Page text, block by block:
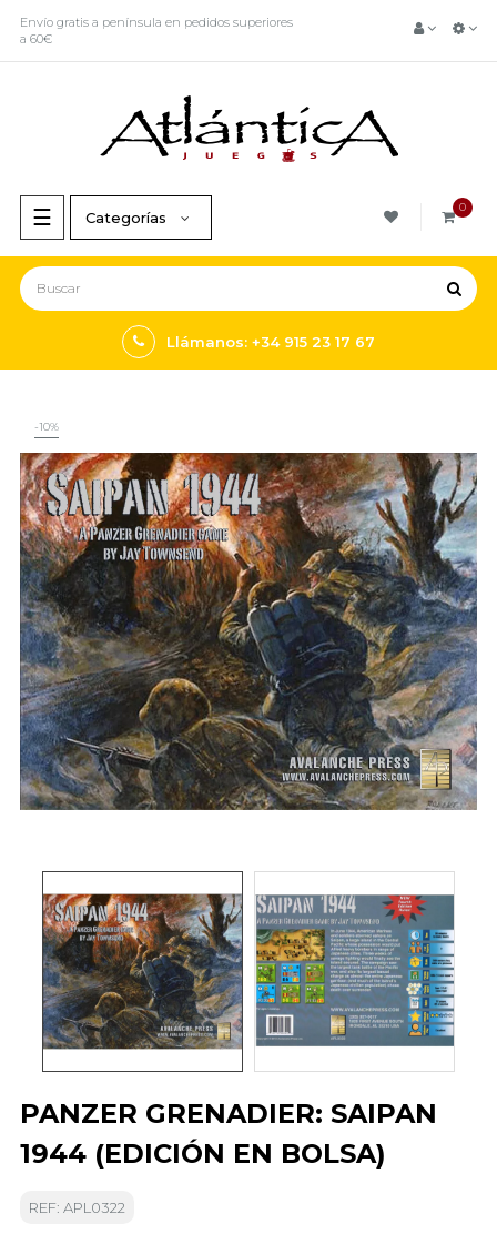
Envío gratis a península en pedidos superiores
a 60€
Navegación
de
palanca
☰ 0
Categorías
Llámanos: +34 915 23 17 67
-10%
PANZER GRENADIER: SAIPAN
1944 (EDICIÓN EN BOLSA)
REF: APL0322